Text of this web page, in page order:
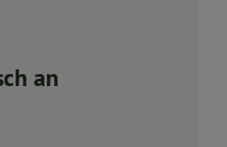
an